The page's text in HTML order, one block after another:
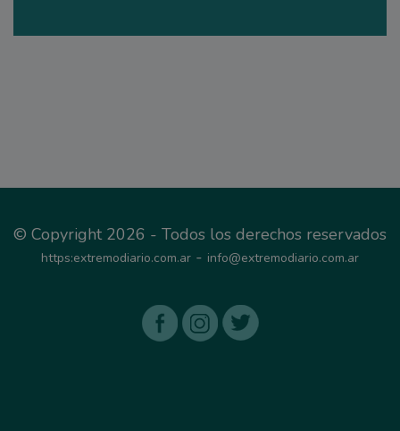
© Copyright 2026 - Todos los derechos reservados
https:extremodiario.com.ar - info@extremodiario.com.ar